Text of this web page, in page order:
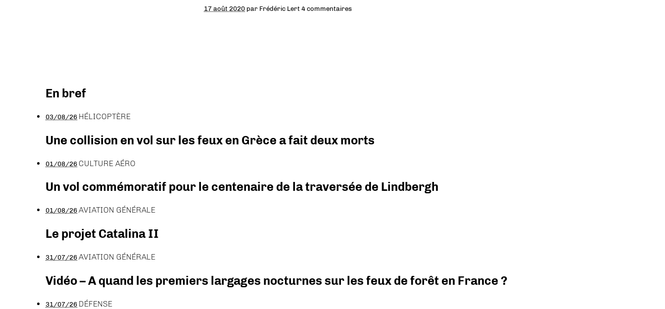
17 août 2020 par Frédéric Lert4 commentaires
En bref
03/08/26 HÉLICOPTÈRE
Une collision en vol sur les feux en Grèce a fait deux morts
01/08/26 CULTURE AÉRO
Un vol commémoratif pour le centenaire de la traversée de Lindbergh
01/08/26AVIATION GÉNÉRALE
Le projet Catalina II
31/07/26AVIATION GÉNÉRALE
Vidéo – A quand les premiers largages nocturnes sur les feux de forêt en France ?
31/07/26 DÉFENSE